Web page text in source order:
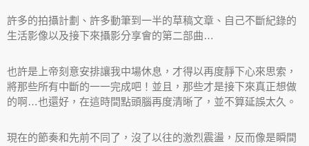
許多的拍攝計劃、許多動筆到一半的草稿文章、自己不斷紀錄的
生活影像以及接下來攝影分享會的第二部曲…
也許是上帝刻意安排讓我中場休息，才得以再度靜下心來思索，
將那些所有中斷的一一完成吧！並且，那些才是接下來真正想做
的啊…也還好，在這時間點頭腦再度清晰了，並不算延誤太久。
現在的節奏和先前不同了，沒了以往的激烈震盪，反而像是瞬間